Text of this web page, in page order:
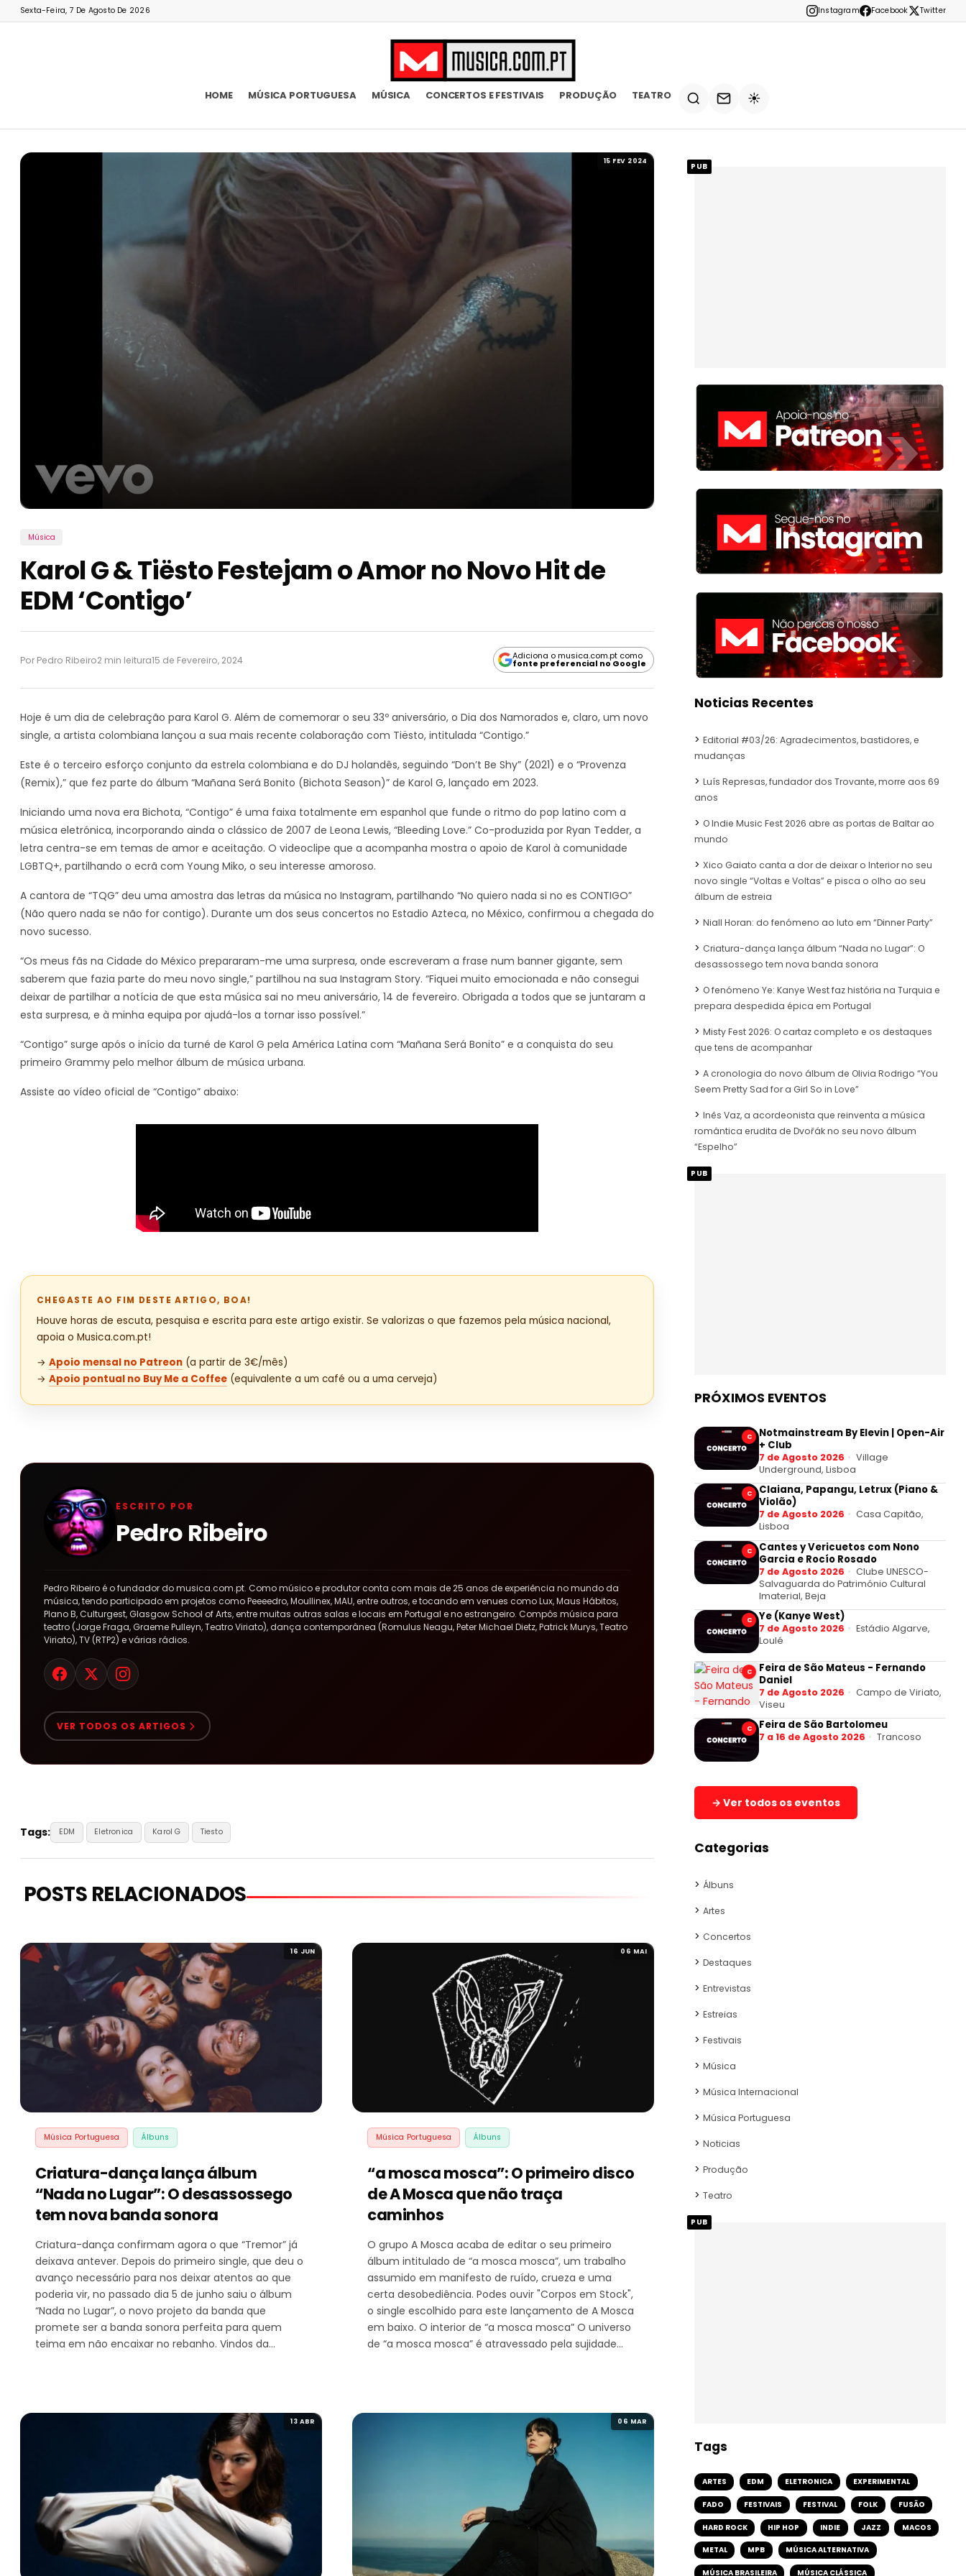
Sexta-Feira, 7 De Agosto De 2026 Instagram Facebook Twitter
HOME MÚSICA PORTUGUESA MÚSICA CONCERTOS E FESTIVAIS PRODUÇÃO TEATRO ☀️
15 FEV 2024
Música
Karol G & Tiësto Festejam o Amor no Novo Hit de
EDM ‘Contigo’
Por Pedro Ribeiro2 min leitura15 de Fevereiro, 2024 Adiciona o musica.com.pt como
fonte preferencial no Google
Hoje é um dia de celebração para Karol G. Além de comemorar o seu 33º aniversário, o Dia dos Namorados e, claro, um novo
single, a artista colombiana lançou a sua mais recente colaboração com Tiësto, intitulada “Contigo.”
Este é o terceiro esforço conjunto da estrela colombiana e do DJ holandês, seguindo “Don’t Be Shy” (2021) e o “Provenza
(Remix),” que fez parte do álbum “Mañana Será Bonito (Bichota Season)” de Karol G, lançado em 2023.
Iniciando uma nova era Bichota, “Contigo” é uma faixa totalmente em espanhol que funde o ritmo do pop latino com a
música eletrónica, incorporando ainda o clássico de 2007 de Leona Lewis, “Bleeding Love.” Co-produzida por Ryan Tedder, a
letra centra-se em temas de amor e aceitação. O videoclipe que a acompanha mostra o apoio de Karol à comunidade
LGBTQ+, partilhando o ecrã com Young Miko, o seu interesse amoroso.
A cantora de “TQG” deu uma amostra das letras da música no Instagram, partilhando “No quiero nada si no es CONTIGO”
(Não quero nada se não for contigo). Durante um dos seus concertos no Estadio Azteca, no México, confirmou a chegada do
novo sucesso.
“Os meus fãs na Cidade do México prepararam-me uma surpresa, onde escreveram a frase num banner gigante, sem
saberem que fazia parte do meu novo single,” partilhou na sua Instagram Story. “Fiquei muito emocionada e não consegui
deixar de partilhar a notícia de que esta música sai no meu aniversário, 14 de fevereiro. Obrigada a todos que se juntaram a
esta surpresa, e à minha equipa por ajudá-los a tornar isso possível.”
“Contigo” surge após o início da turné de Karol G pela América Latina com “Mañana Será Bonito” e a conquista do seu
primeiro Grammy pelo melhor álbum de música urbana.
Assiste ao vídeo oficial de “Contigo” abaixo:
CHEGASTE AO FIM DESTE ARTIGO, BOA!
Houve horas de escuta, pesquisa e escrita para este artigo existir. Se valorizas o que fazemos pela música nacional,
apoia o Musica.com.pt!
→ Apoio mensal no Patreon (a partir de 3€/mês)
→ Apoio pontual no Buy Me a Coffee (equivalente a um café ou a uma cerveja)
ESCRITO POR
Pedro Ribeiro
Pedro Ribeiro é o fundador do musica.com.pt. Como músico e produtor conta com mais de 25 anos de experiência no mundo da
música, tendo participado em projetos como Peeeedro, Moullinex, MAU, entre outros, e tocando em venues como Lux, Maus Hábitos,
Plano B, Culturgest, Glasgow School of Arts, entre muitas outras salas e locais em Portugal e no estrangeiro. Compôs música para
teatro (Jorge Fraga, Graeme Pulleyn, Teatro Viriato), dança contemporânea (Romulus Neagu, Peter Michael Dietz, Patrick Murys, Teatro
Viriato), TV (RTP2) e várias rádios.
VER TODOS OS ARTIGOS
Tags: EDM Eletronica Karol G Tiesto
POSTS RELACIONADOS
16 JUN
Música Portuguesa Álbuns
Criatura-dança lança álbum
“Nada no Lugar”: O desassossego
tem nova banda sonora
Criatura-dança confirmam agora o que “Tremor” já
deixava antever. Depois do primeiro single, que deu o
avanço necessário para nos deixar atentos ao que
poderia vir, no passado dia 5 de junho saiu o álbum
“Nada no Lugar”, o novo projeto da banda que
promete ser a banda sonora perfeita para quem
teima em não encaixar no rebanho. Vindos da…
06 MAI
Música Portuguesa Álbuns
“a mosca mosca”: O primeiro disco
de A Mosca que não traça
caminhos
O grupo A Mosca acaba de editar o seu primeiro
álbum intitulado de “a mosca mosca”, um trabalho
assumido em manifesto de ruído, crueza e uma
certa desobediência. Podes ouvir "Corpos em Stock",
o single escolhido para este lançamento de A Mosca
em baixo. O interior de “a mosca mosca” O universo
de “a mosca mosca” é atravessado pela sujidade…
13 ABR 06 MAR
PUB
Noticias Recentes
Editorial #03/26: Agradecimentos, bastidores, e
mudanças
Luís Represas, fundador dos Trovante, morre aos 69
anos
O Indie Music Fest 2026 abre as portas de Baltar ao
mundo
Xico Gaiato canta a dor de deixar o Interior no seu
novo single “Voltas e Voltas” e pisca o olho ao seu
álbum de estreia
Niall Horan: do fenómeno ao luto em “Dinner Party”
Criatura-dança lança álbum “Nada no Lugar”: O
desassossego tem nova banda sonora
O fenómeno Ye: Kanye West faz história na Turquia e
prepara despedida épica em Portugal
Misty Fest 2026: O cartaz completo e os destaques
que tens de acompanhar
A cronologia do novo álbum de Olivia Rodrigo “You
Seem Pretty Sad for a Girl So in Love”
Inês Vaz, a acordeonista que reinventa a música
romântica erudita de Dvořák no seu novo álbum
“Espelho”
PUB
PRÓXIMOS EVENTOS
C
Notmainstream By Elevin | Open-Air
+ Club
7 de Agosto 2026
Village
Underground, Lisboa
C
Claiana, Papangu, Letrux (Piano &
Violão)
7 de Agosto 2026
Casa Capitão,
Lisboa
C
Cantes y Vericuetos com Nono
Garcia e Rocío Rosado
7 de Agosto 2026
Clube UNESCO-
Salvaguarda do Património Cultural
Imaterial, Beja
C Ye (Kanye West)
7 de Agosto 2026
Estádio Algarve,
Loulé
C
Feira de São Mateus - Fernando
Daniel
7 de Agosto 2026
Campo de Viriato,
Viseu
C Feira de São Bartolomeu
7 a 16 de Agosto 2026 Trancoso
→ Ver todos os eventos
Categorias
Álbuns
Artes
Concertos
Destaques
Entrevistas
Estreias
Festivais
Música
Música Internacional
Música Portuguesa
Noticias
Produção
Teatro
PUB
Tags
ARTES EDM ELETRONICA EXPERIMENTAL
FADO FESTIVAIS FESTIVAL FOLK FUSÃO
HARD ROCK HIP HOP INDIE JAZZ MACOS
METAL MPB MÚSICA ALTERNATIVA
MÚSICA BRASILEIRA MÚSICA CLÁSSICA